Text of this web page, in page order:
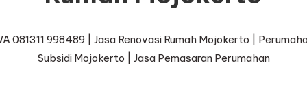
081311 998489 | Jasa Renovasi Rumah Mojokerto |
Subsidi Mojokerto | Jasa Pemasaran Perumahan